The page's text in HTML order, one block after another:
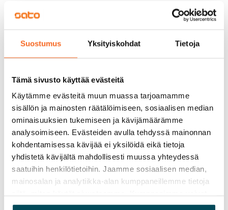
Suostumus Yksityiskohdat Tietoja
Tämä sivusto käyttää evästeitä
Käytämme evästeitä muun muassa tarjoamamme
sisällön ja mainosten räätälöimiseen, sosiaalisen median
ominaisuuksien tukemiseen ja kävijämäärämme
analysoimiseen. Evästeiden avulla tehdyssä mainonnan
kohdentamisessa kävijää ei yksilöidä eikä tietoja
yhdistetä kävijältä mahdollisesti muussa yhteydessä
saatuihin henkilötietoihin. Jaamme sosiaalisen median,
mainosalan ja analytiikka-alan kumppaneillemme tietoja
yhdistää näitä tietoja muihin tietoihin, joita olet antanut
Vuokravakuus
0 €, (yrityksille min. 1 kk vuokra)
Kotivakuutus
Pakollinen, ei sisälly vuokraan
Vesimaksu
27 €/hlö/kk
Sähkömaksu
Vuokralainen solmii itse sähkösopimuksen.
Laajakaista
Vuokraan sisältyy 50 M laajakaistaliittymä. Voit hankkia
operaattoriin Telia.